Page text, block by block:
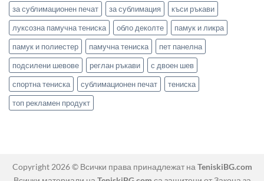
за сублимационен печат
за сублимация
къси ръкави
луксозна памучна тениска
обло деколте
памук и ликра
памук и полиестер
памучна тениска
пет панелна
подсилени шевове
реглан ръкави
с двоен шев
спортна тениска
сублимационен печат
тениска
топ рекламен продукт
Copyright 2026 © Всички права принадлежат на TeniskiBG.com